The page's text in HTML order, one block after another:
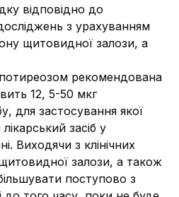
відповідно до
з урахуванням
щитовидної залози, а
рекомендована
12, 5-50 мкг
для застосування якої
засіб у
Виходячи з клінічних
залози, а також
поступово з